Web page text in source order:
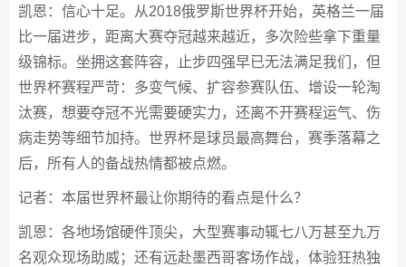
凯恩：信心十足。从2018俄罗斯世界杯开始，英格兰一届
比一届进步，距离大赛夺冠越来越近，多次险些拿下重量
级锦标。坐拥这套阵容，止步四强早已无法满足我们，但
世界杯赛程严苛：多变气候、扩容参赛队伍、增设一轮淘
汰赛，想要夺冠不光需要硬实力，还离不开赛程运气、伤
病走势等细节加持。世界杯是球员最高舞台，赛季落幕之
后，所有人的备战热情都被点燃。
记者：本届世界杯最让你期待的看点是什么？
凯恩：各地场馆硬件顶尖，大型赛事动辄七八万甚至九万
名观众现场助威；还有远赴墨西哥客场作战，体验狂热独